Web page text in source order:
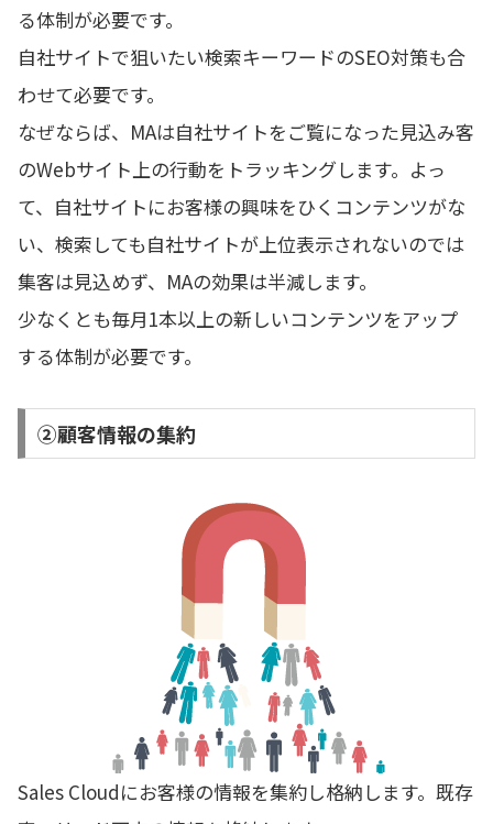
る体制が必要です。
自社サイトで狙いたい検索キーワードのSEO対策も合
わせて必要です。
なぜならば、MAは自社サイトをご覧になった見込み客
のWebサイト上の行動をトラッキングします。よっ
て、自社サイトにお客様の興味をひくコンテンツがな
い、検索しても自社サイトが上位表示されないのでは
集客は見込めず、MAの効果は半減します。
少なくとも毎月1本以上の新しいコンテンツをアップ
する体制が必要です。
②顧客情報の集約
Sales Cloudにお客様の情報を集約し格納します。既存